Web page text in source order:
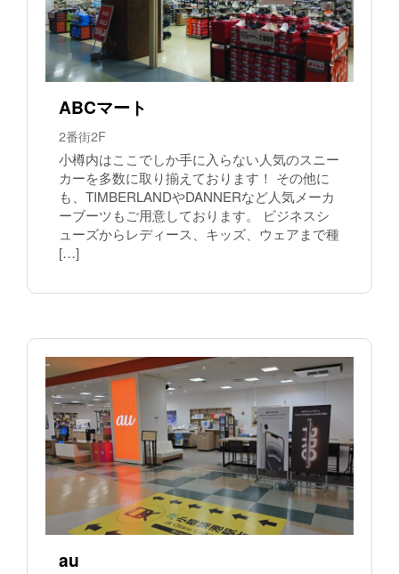
ABCマート
2番街2F
小樽内はここでしか手に入らない人気のスニー
カーを多数に取り揃えております！ その他に
も、TIMBERLANDやDANNERなど人気メーカ
ーブーツもご用意しております。 ビジネスシ
ューズからレディース、キッズ、ウェアまで種
[…]
au